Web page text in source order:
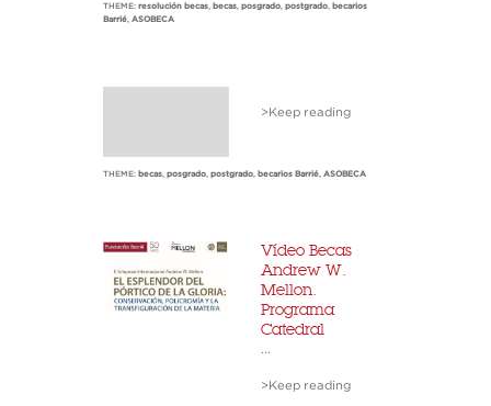
THEME: resolución becas, becas, posgrado, postgrado, becarios
Barrié, ASOBECA
>Keep reading
THEME: becas, posgrado, postgrado, becarios Barrié, ASOBECA
Vídeo Becas
Andrew W.
Mellon.
Programa
Catedral
...
>Keep reading